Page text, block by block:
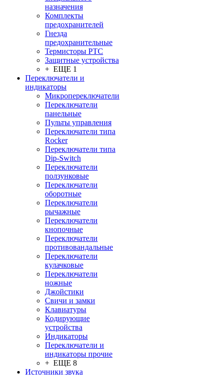
назначения
Комплекты
предохранителей
Гнезда
предохранительные
Термисторы PTC
Защитные устройства
+ ЕЩЕ 1
Переключатели и
индикаторы
Микропереключатели
Переключатели
панельные
Пульты управления
Переключатели типа
Rocker
Переключатели типа
Dip-Switch
Переключатели
ползунковые
Переключатели
оборотные
Переключатели
рычажные
Переключатели
кнопочные
Переключатели
противовандальные
Переключатели
кулачковые
Переключатели
ножные
Джойстики
Свичи и замки
Клавиатуры
Кодирующие
устройства
Индикаторы
Переключатели и
индикаторы прочие
+ ЕЩЕ 8
Источники звука